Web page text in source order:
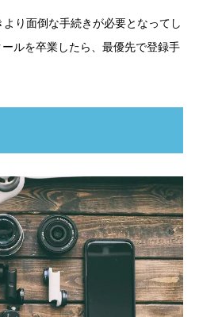
り面倒な手続きが必要となってし
ルを卒業したら、最優先で登録手